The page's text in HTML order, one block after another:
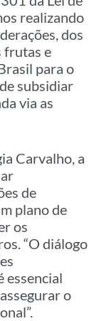
realizando
dos
frutas e
para o
subsidiar
via as
Carvalho, a
de
plano de
os
“O diálogo
essencial
o